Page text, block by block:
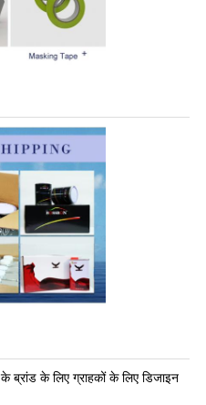
के लिए ग्राहकों के लिए डिजाइन